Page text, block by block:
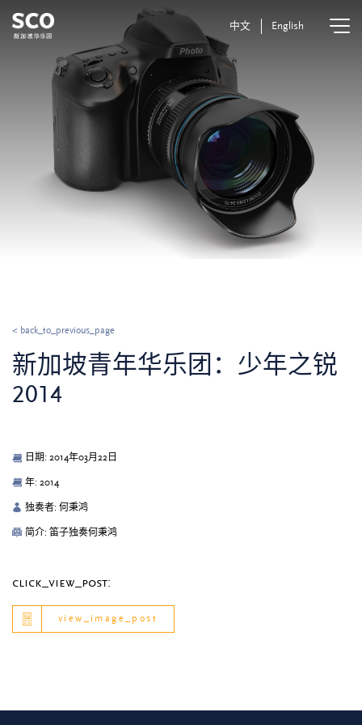
中文 English
< back_to_previous_page
新加坡青年华乐团：少年之锐
2014
日期: 2014年03月22日
年: 2014
独奏者: 何秉鸿
简介: 笛子独奏何秉鸿
click_view_post:
view_image_post